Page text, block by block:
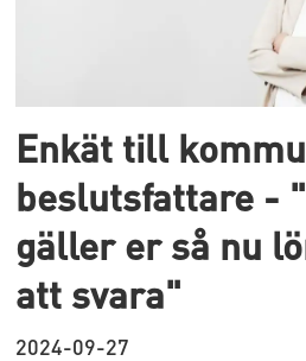
Enkät till
beslutsfattare -
gäller er så nu
att svara"
2024-09-27